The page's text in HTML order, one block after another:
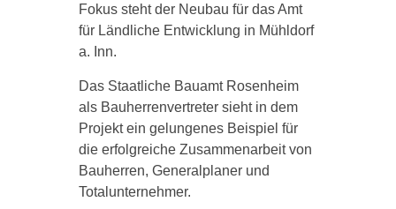
Fokus steht der Neubau für das Amt
für Ländliche Entwicklung in Mühldorf
a. Inn.
Das Staatliche Bauamt Rosenheim
als Bauherrenvertreter sieht in dem
Projekt ein gelungenes Beispiel für
die erfolgreiche Zusammenarbeit von
Bauherren, Generalplaner und
Totalunternehmer.